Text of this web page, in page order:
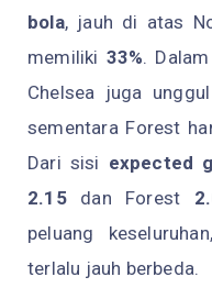
bola, jauh di atas
memiliki 33%.
Chelsea juga
sementara Forest
Dari sisi expected
2.15dan Forest
peluang
terlalu jauh berbeda.